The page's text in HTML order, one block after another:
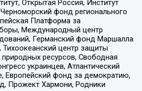
Открытая Россия, Институт
фонд регионального
Платформа за
Международный центр
Германский фонд Маршалла
центр защиты
ресурсов, Свободная
украинцев, Атлантический
Европейский фонд за демократию,
Прожект Хармони, Родники